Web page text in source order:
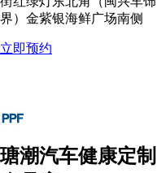
界）金紫银海鲜广场南侧
立即预约
瑭潮汽车健康定制